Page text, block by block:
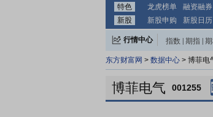
特色 龙虎榜单 融资融券
新股
新股申购 新股日历
行情中心 指数 期指
东方财富网 > 数据中心 > 博菲电
博菲电气 001255